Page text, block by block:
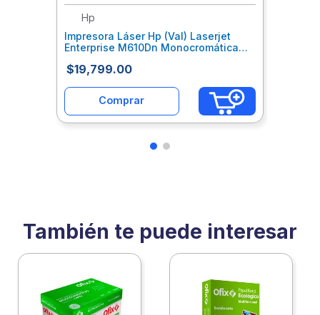
Hp
Impresora Láser Hp (Val) Laserjet
Enterprise M610Dn Monocromática
$19,799.00
Comprar
También te puede interesar